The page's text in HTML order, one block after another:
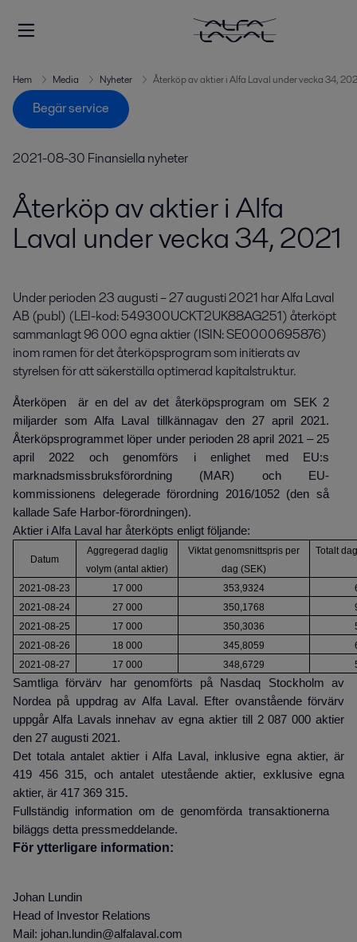
Hem Media Nyheter Återköp av aktier i Alfa Laval under vecka 34,
Begär service
2021-08-30 Finansiella nyheter
Återköp av aktier i Alfa
Laval under vecka 34, 2021
Under perioden 23 augusti – 27 augusti 2021 har Alfa Laval
AB (publ) (LEI-kod: 549300UCKT2UK88AG251) återköpt
sammanlagt 96 000 egna aktier (ISIN: SE0000695876)
inom ramen för det återköpsprogram som initierats av
styrelsen för att säkerställa optimerad kapitalstruktur.
Återköpen är en del av det återköpsprogram om SEK 2
miljarder som Alfa Laval tillkännagav den 27 april 2021.
Återköpsprogrammet löper under perioden 28 april 2021 – 25
april 2022 och genomförs i enlighet med EU:s
marknadsmissbruksförordning (MAR) och EU-
kommissionens delegerade förordning 2016/1052 (den så
kallade Safe Harbor-förordningen).
Aktier i Alfa Laval har återköpts enligt följande:
Datum
Aggregerad daglig
volym (antal aktier)
Viktat genomsnittspris per
dag (SEK)
Totalt
2021-08-23 17 000 353,9324
2021-08-24
27 000 350,1768
2021-08-25
17 000 350,3036
2021-08-26
18 000 345,8059
2021-08-27
17 000 348,6729
Samtliga förvärv har genomförts på Nasdaq Stockholm av
Nordea på uppdrag av Alfa Laval. Efter ovanstående förvärv
uppgår Alfa Lavals innehav av egna aktier till 2 087 000 aktier
den 27 augusti 2021.
Det totala antalet aktier i Alfa Laval, inklusive egna aktier, är
419 456 315, och antalet utestående aktier, exklusive egna
aktier, är 417 369 315.
Fullständig information om de genomförda transaktionerna
biläggs detta pressmeddelande.
För ytterligare information:
Johan Lundin
Head of Investor Relations
Mail: johan.lundin@alfalaval.com